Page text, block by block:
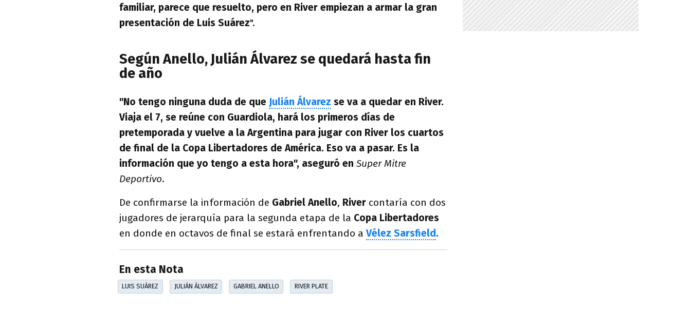
familiar, parece que resuelto, pero en River empiezan a armar la gran
presentación de Luis Suárez".
Según Anello, Julián Álvarez se quedará hasta fin
de año
"No tengo ninguna duda de que Julián Álvarez se va a quedar en River.
Viaja el 7, se reúne con Guardiola, hará los primeros días de
pretemporada y vuelve a la Argentina para jugar con River los cuartos
de final de la Copa Libertadores de América. Eso va a pasar. Es la
información que yo tengo a esta hora", aseguró en Super Mitre
Deportivo.
De confirmarse la información de Gabriel Anello, River contaría con dos
jugadores de jerarquía para la segunda etapa de la Copa Libertadores
en donde en octavos de final se estará enfrentando aVélez Sarsfield.
En esta Nota
LUIS SUÁREZ JULIÁN ÁLVAREZ GABRIEL ANELLO RIVER PLATE